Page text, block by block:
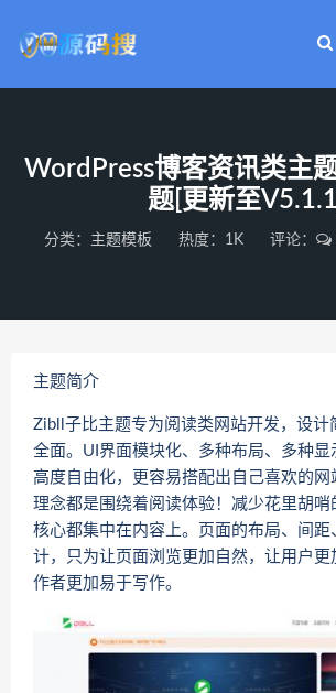
WordPress博客资讯类主
题[更新至V5.1.1]
分类： 主题模板 热度：1K 评论：
主题简介
Zibll子比主题专为阅读类网站开发，设计
全面。UI界面模块化、多种布局、多种显
高度自由化，更容易搭配出自己喜欢的网
理念都是围绕着阅读体验！减少花里胡哨
核心都集中在内容上。页面的布局、间距
计，只为让页面浏览更加自然，让用户更
作者更加易于写作。